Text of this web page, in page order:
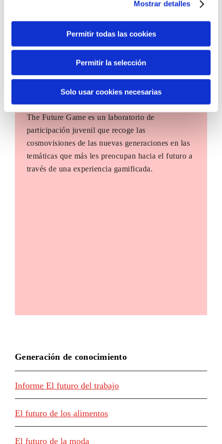
Mostrar detalles
Permitir todas las cookies
Permitir la selección
Solo usar cookies necesarias
The Future Game
The Future Game es un laboratorio de
participación juvenil que recoge las
cosmovisiones de las nuevas generaciones en las
temáticas que más les preocupan hacia el futuro a
través de una experiencia gamificada.
Generación de conocimiento
Informe El futuro del trabajo
El futuro de los alimentos
El futuro de la moda